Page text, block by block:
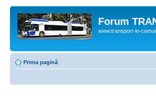
Forum
www.transport-in-
Prima pagină